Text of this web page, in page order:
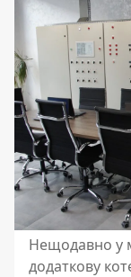
Нещодавно у
додаткову